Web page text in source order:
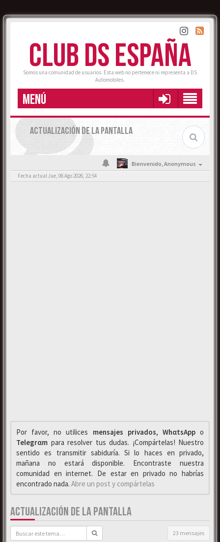
CLUB DS ESPAÑA
Somos una comunidad de usuarios. Esta web no pertenece ni representa a DS
Automobiles.
MENÚ
ACTUALIZACIÓN DE LA PANTALLA
Bienvenido,Anonymous
Fecha actual Jue, 06 Ago 2026, 22:54
Por favor, no utilices mensajes privados, WhαtsAppo
Telegrαm para resolver tus dudas. ¡Compártelas! Nuestro
sentido es transmitir sabiduría. Si lo haces en privado,
mañana no estará disponible. Encontraste nuestra
comunidad en internet. De estar en privado no habrías
encontrado nada. Abre un post y compártelas
ACTUALIZACIÓN DE LA PANTALLA
23 mensajes